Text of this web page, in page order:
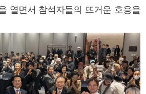
열면서 참석자들의 뜨거운 호응을